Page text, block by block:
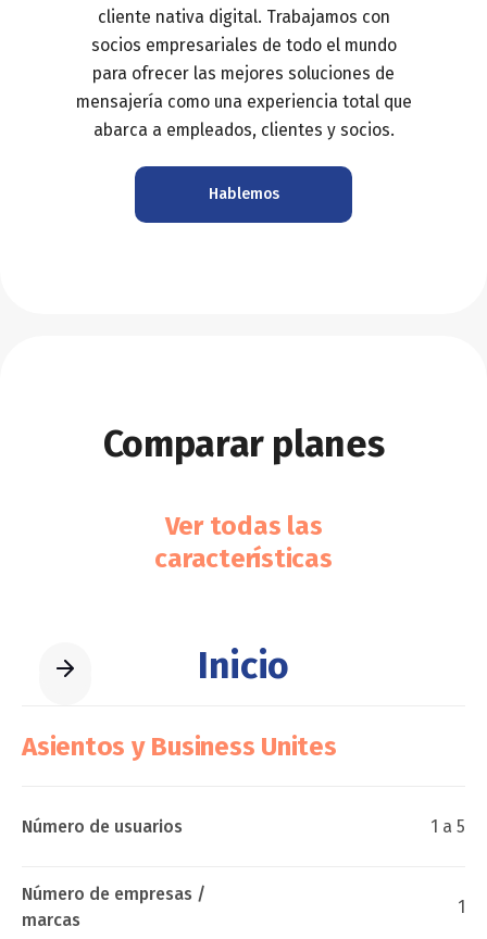
cliente nativa digital. Trabajamos con
socios empresariales de todo el mundo
para ofrecer las mejores soluciones de
mensajería como una experiencia total que
abarca a empleados, clientes y socios.
Hablemos
Comparar planes
Ver todas las
características
Inicio
Asientos y Business Unites
Número de usuarios 1 a 5
Número de empresas /
marcas
1